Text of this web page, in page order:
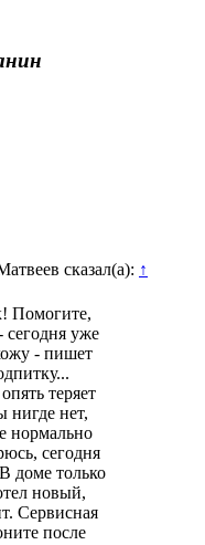
сказал(а): ↑
Помогите,
сегодня уже
- пишет
теряет
нигде нет,
нормально
сегодня
доме только
новый,
Сервисная
после